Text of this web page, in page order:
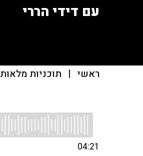
עם דידי הררי
ראשי | תוכניות מלאות
04:21